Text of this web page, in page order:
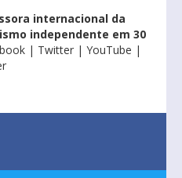
internacional da
independente em 30
| Twitter | YouTube |